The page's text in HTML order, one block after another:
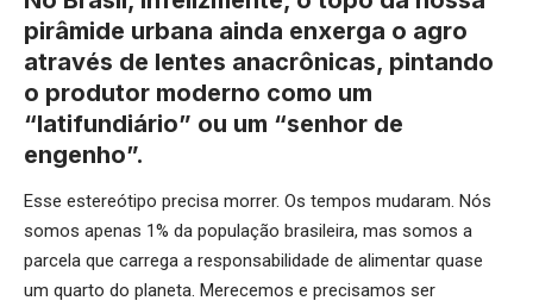
pirâmide urbana ainda enxerga o agro
através de lentes anacrônicas, pintando
o produtor moderno como um
“latifundiário” ou um “senhor de
engenho”.
Esse estereótipo precisa morrer. Os tempos mudaram. Nós
somos apenas 1% da população brasileira, mas somos a
parcela que carrega a responsabilidade de alimentar quase
um quarto do planeta. Merecemos e precisamos ser